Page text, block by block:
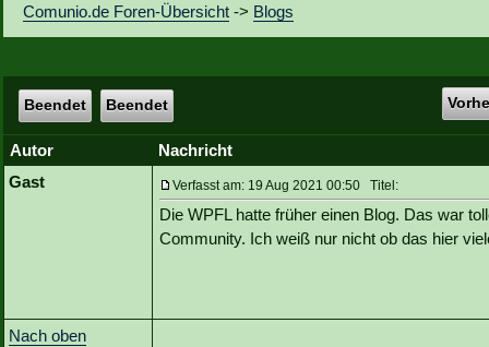
Comunio.de Foren-Übersicht -> Blogs
Beendet Beendet
Autor
Nachricht
Gast
Verfasst am: 19 Aug 2021 00:50 Titel:
Die WPFL hatte früher einen Blog. Das war
Community. Ich weiß nur nicht ob das hier
Nach oben